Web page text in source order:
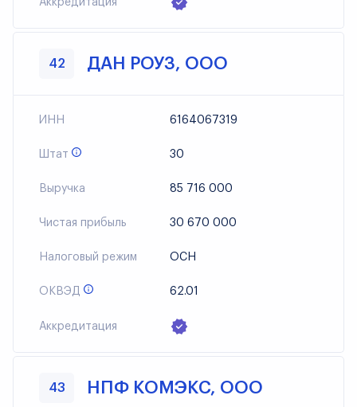
42 ДАН РОУЗ, ООО
ИНН 6164067319
Штат 30
Выручка 85 716 000
Чистая прибыль 30 670 000
Налоговый режим ОСН
ОКВЭД 62.01
Аккредитация
43 НПФ КОМЭКС, ООО